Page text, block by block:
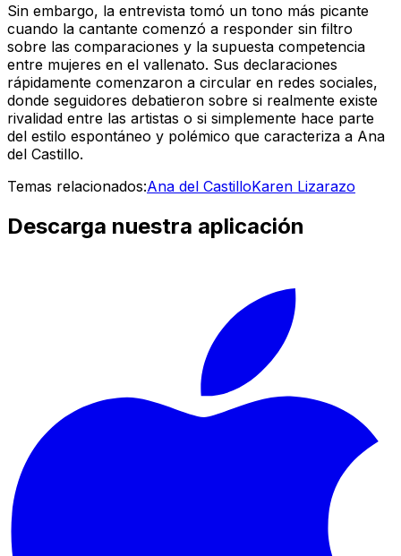
Sin embargo, la entrevista tomó un tono más picante
cuando la cantante comenzó a responder sin filtro
sobre las comparaciones y la supuesta competencia
entre mujeres en el vallenato. Sus declaraciones
rápidamente comenzaron a circular en redes sociales,
donde seguidores debatieron sobre si realmente existe
rivalidad entre las artistas o si simplemente hace parte
del estilo espontáneo y polémico que caracteriza a Ana
del Castillo.
Temas relacionados:Ana del CastilloKaren Lizarazo
Descarga nuestra aplicación